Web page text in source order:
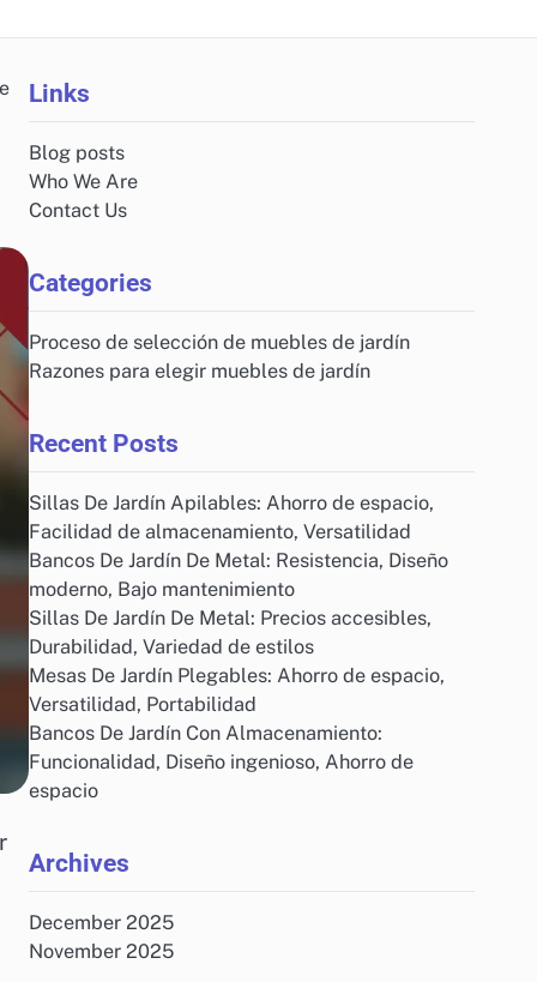
Links
Blog posts
Who We Are
Contact Us
Categories
Proceso de selección de muebles de jardín
Razones para elegir muebles de jardín
Recent Posts
Sillas De Jardín Apilables: Ahorro de espacio,
Facilidad de almacenamiento, Versatilidad
Bancos De Jardín De Metal: Resistencia, Diseño
moderno, Bajo mantenimiento
Sillas De Jardín De Metal: Precios accesibles,
Durabilidad, Variedad de estilos
Mesas De Jardín Plegables: Ahorro de espacio,
Versatilidad, Portabilidad
Bancos De Jardín Con Almacenamiento:
Funcionalidad, Diseño ingenioso, Ahorro de
espacio
Archives
December 2025
November 2025